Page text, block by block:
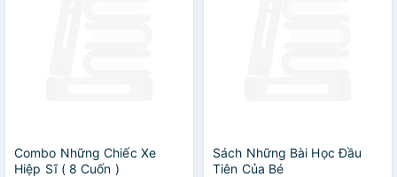
Combo Những Chiếc Xe
Hiệp Sĩ ( 8 Cuốn )
Sách Những Bài Học Đầu
Tiên Của Bé